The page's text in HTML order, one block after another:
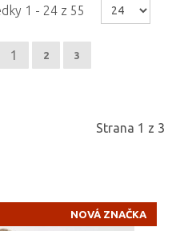
1 - 24 z 55
1 2 3
Strana 1 z 3
NOVÁ ZNAČKA